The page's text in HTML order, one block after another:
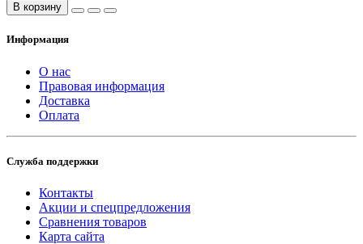
В корзину
Информация
О нас
Правовая информация
Доставка
Оплата
Служба поддержки
Контакты
Акции и спецпредложения
Сравнения товаров
Карта сайта